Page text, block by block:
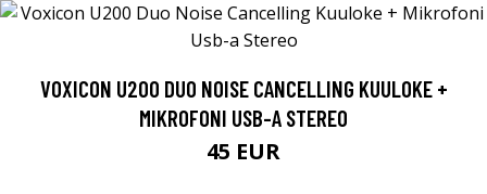
VOXICON U200 DUO NOISE CANCELLING KUULOKE +
MIKROFONI USB-A STEREO
45 EUR